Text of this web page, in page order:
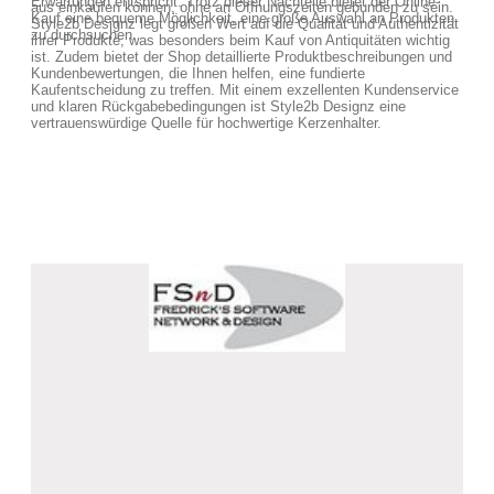
Kauf eine bequeme Möglichkeit, eine große Auswahl an Produkten
zu durchsuchen.
aus einkaufen können, ohne an Öffnungszeiten gebunden zu sein.
Style2b Designz legt großen Wert auf die Qualität und Authentizität
ihrer Produkte, was besonders beim Kauf von Antiquitäten wichtig
ist. Zudem bietet der Shop detaillierte Produktbeschreibungen und
Kundenbewertungen, die Ihnen helfen, eine fundierte
Kaufentscheidung zu treffen. Mit einem exzellenten Kundenservice
und klaren Rückgabebedingungen ist Style2b Designz eine
vertrauenswürdige Quelle für hochwertige Kerzenhalter.